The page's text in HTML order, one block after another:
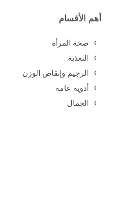
أهم الأقسام
صحة المرأة
التغذية
الرجيم وإنقاص الوزن
أدوية عامة
الجمال